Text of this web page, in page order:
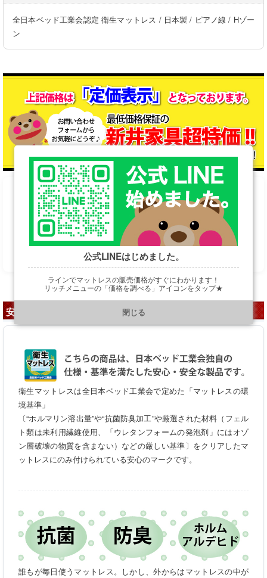
全日本ベッド工業会認定 衛生マットレス / 日本製 / ピアノ線 / Hゾー
ン
格安特価は表示すると怒られるので…お手数ですが
お問い合わせフォームへ
安心の証「衛生マットレス」
衛生マットレスは全日本ベッド工業会で定めた「マットレスの環
境基準」
〔“ホルマリン溶出量”や“抗菌防臭加工”や厳選された材料（フェル
ト類は未利用繊維使用、「ウレタンフォームの発泡剤」にはオゾ
ン層破壊の物質を含まない）などの厳しい基準〕をクリアしたマ
ットレスにのみ付けられている安心のマークです。
誰もが毎日使うマットレス。しかし、外からはマットレスの中が
公式LINEはじめました。
ラインでマットレスの販売価格がすぐにわかります！
リッチメニューの「価格を調べる」アイコンをタップ★
https://line.me/R/ti/p/@901ptzjz
閉じる